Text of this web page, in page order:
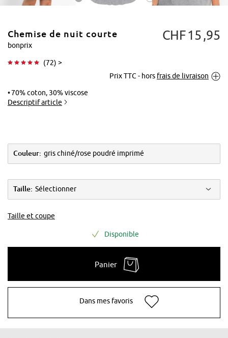
Tapoter pour
Chemise de nuit courte
bonprix
(72) >
CHF15 95
Prix TTC - hors frais de livraison
70% coton, 30% viscose
Descriptif article
Couleur: gris chiné/rose poudré imprimé
Taille: Sélectionner
Taille et coupe
Disponible
Panier
Dans mes favoris